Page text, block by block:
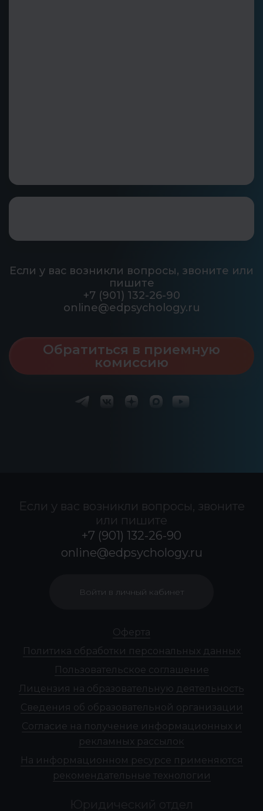
Если у вас возникли вопросы, звоните или
пишите
+7 (901) 132-26-90
online@edpsychology.ru
Обратиться в приемную
комиссию
Если у вас возникли вопросы, звоните
или пишите
+7 (901) 132-26-90
online@edpsychology.ru
Войти в личный кабинет
Оферта
Политика обработки персональных данных
Пользовательское соглашение
Лицензия на образовательную деятельность
Сведения об образовательной организации
Согласие на получение информационных и
рекламных рассылок
На информационном ресурсе применяются
рекомендательные технологии